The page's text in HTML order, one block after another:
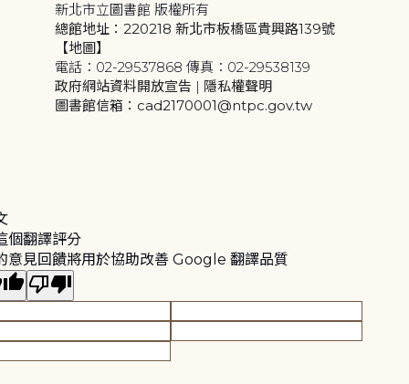
新北市立圖書館 版權所有
總館地址：220218 新北市板橋區貴興路139號
【地圖】
電話：02-29537868 傳真：02-29538139
政府網站資料開放宣告 | 隱私權聲明
圖書館信箱：cad2170001@ntpc.gov.tw
個翻譯評分
意見回饋將用於協助改善 Google 翻譯品質